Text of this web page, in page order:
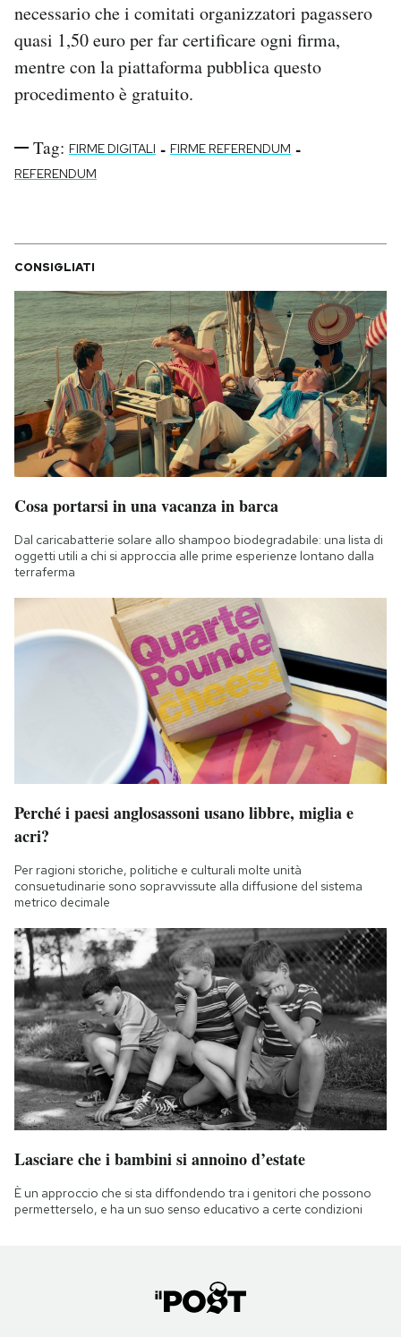
necessario che i comitati organizzatori pagassero
quasi 1,50 euro per far certificare ogni firma,
mentre con la piattaforma pubblica questo
procedimento è gratuito.
Tag: FIRME DIGITALI - FIRME REFERENDUM -
REFERENDUM
CONSIGLIATI
Cosa portarsi in una vacanza in barca
Dal caricabatterie solare allo shampoo biodegradabile: una lista di
oggetti utili a chi si approccia alle prime esperienze lontano dalla
terraferma
Perché i paesi anglosassoni usano libbre, miglia e
acri?
Per ragioni storiche, politiche e culturali molte unità
consuetudinarie sono sopravvissute alla diffusione del sistema
metrico decimale
Lasciare che i bambini si annoino d’estate
È un approccio che si sta diffondendo tra i genitori che possono
permetterselo, e ha un suo senso educativo a certe condizioni